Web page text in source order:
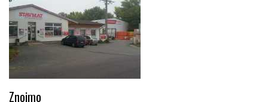
Znojmo